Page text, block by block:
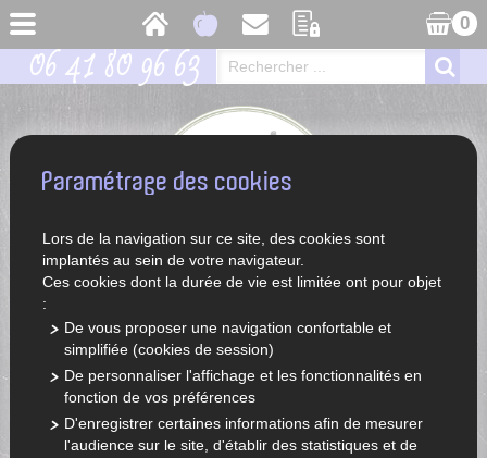
0
06 41 80 96 63
ACCUEIL LÉGUMES ET FRUITS DE SAISON
LÉGUMES
TOMATES
TOMATE YOOM
Tomate yoom
Paramétrage des cookies
Lors de la navigation sur ce site, des cookies sont
implantés au sein de votre navigateur.
Ces cookies dont la durée de vie est limitée ont pour objet
:
De vous proposer une navigation confortable et
simplifiée (cookies de session)
De personnaliser l'affichage et les fonctionnalités en
fonction de vos préférences
D'enregistrer certaines informations afin de mesurer
l'audience sur le site, d'établir des statistiques et de